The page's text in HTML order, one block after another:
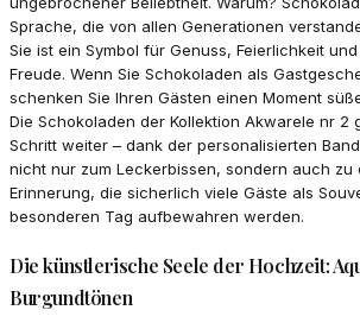
Sprache, die von allen Generationen
Sie ist ein Symbol für Genuss, Feierlichkeit
Freude. Wenn Sie Schokoladen als
schenken Sie Ihren Gästen einen Moment
Die Schokoladen der Kollektion Akwarele nr 2
Schritt weiter – dank der personalisierten
nicht nur zum Leckerbissen, sondern auch zu
Erinnerung, die sicherlich viele Gäste als
besonderen Tag aufbewahren werden.
Die künstlerische Seele der Hochzeit:
Burgundtönen